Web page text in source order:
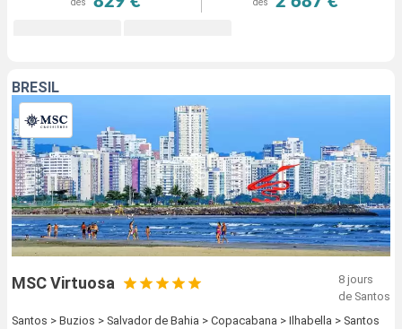
BRÉSIL
MSC Virtuosa
8 jours
de Santos
Santos > Buzios > Salvador de Bahia > Copacabana > Ilhabella > Santos